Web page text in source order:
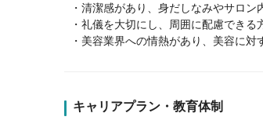
・清潔感があり、身だしなみやサロ
・礼儀を大切にし、周囲に配慮できる
・美容業界への情熱があり、美容に
キャリアプラン・教育体制